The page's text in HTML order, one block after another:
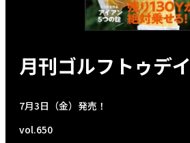
月刊ゴルフトゥデイ
7月3日（金）発売！
vol.650